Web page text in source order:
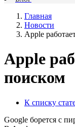
Главная
Новости
Apple
Apple
поиском
К списку
Google борется с